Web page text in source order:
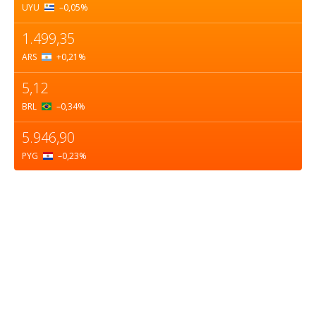
UYU –0,05%
1.499,35
ARS +0,21 %
5,12
BRL –0,34%
5.946,90
PYG –0,23%